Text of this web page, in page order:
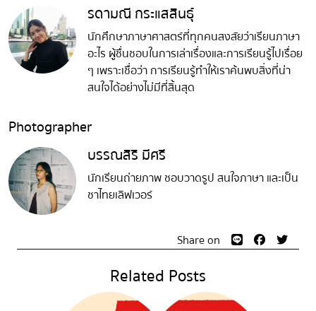
รดามณี กระแสสินธุ์
นักศึกษาภาษาศาสตร์ที่ทุกคนสงสัยว่าเรียนภาษา
อะไร ผู้ชื่นชอบในการเล่าเรื่องและการเรียนรู้ไปเรื่อย
ๆ เพราะเชื่อว่า การเรียนรู้ทำให้เราค้นพบสิ่งที่น่า
สนใจได้อย่างไม่มีที่สิ้นสุด
Photographer
บรรณสิริ มีศรี
นักเรียนถ่ายภาพ ชอบวาดรูป สนใจภาษา และเป็น
ชาไทยเลิฟเวอร์
Share on
Related Posts